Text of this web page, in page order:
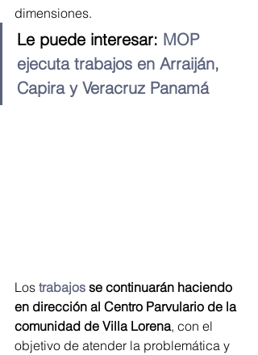
dimensiones.
Le puede interesar: MOP
ejecuta trabajos en Arraiján,
Capira y Veracruz Panamá
Los trabajos se continuarán haciendo
en dirección al Centro Parvulario de la
comunidad de Villa Lorena, con el
objetivo de atender la problemática y